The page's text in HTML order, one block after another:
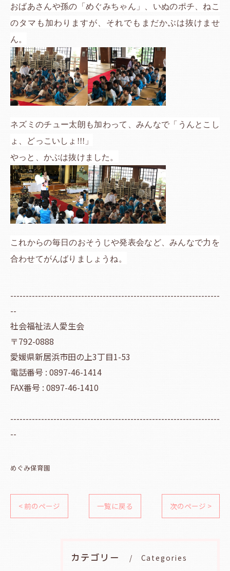
おばあさんや孫の「めぐみちゃん」、いぬのポチ、ねこ
のタマも加わりますが、それでもまだかぶは抜けませ
ん。
ネズミのチュー太朗も加わって、みんなで「うんとこし
ょ、どっこいしょ!!!」
やっと、かぶは抜けました。
これからの毎日のおそうじや発表会など、みんなで力を
合わせてがんばりましょうね。
--------------------------------------------------------------------
--
社会福祉法人愛生会
〒792-0888
愛媛県新居浜市田の上3丁目1-53
電話番号 : 0897-46-1414
FAX番号 : 0897-46-1410
--------------------------------------------------------------------
--
めぐみ保育園
< 前のページ 一覧に戻る 次のページ >
カテゴリー Categories